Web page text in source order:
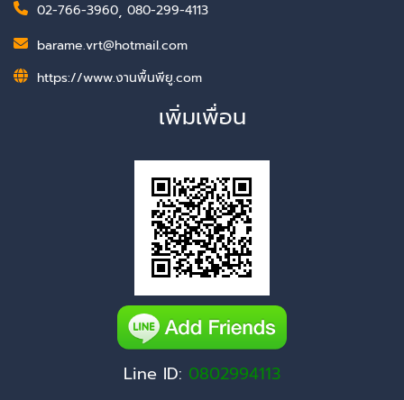
02-766-3960, 080-299-4113
barame.vrt@hotmail.com
https://www.งานพื้นพียู.com
เพิ่มเพื่อน
Line ID: 0802994113